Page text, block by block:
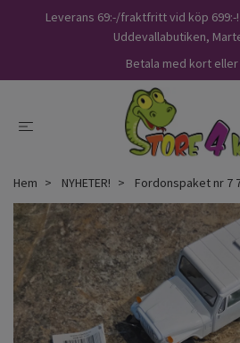
Leverans 69:-/fraktfritt vid köp 699:-
Uddevallabutiken,
Betala med kort eller
Hem NYHETER! Fordonspaket nr 7